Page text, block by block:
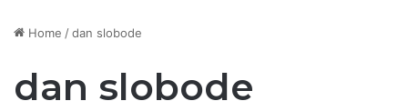
Home /dan slobode
dan slobode